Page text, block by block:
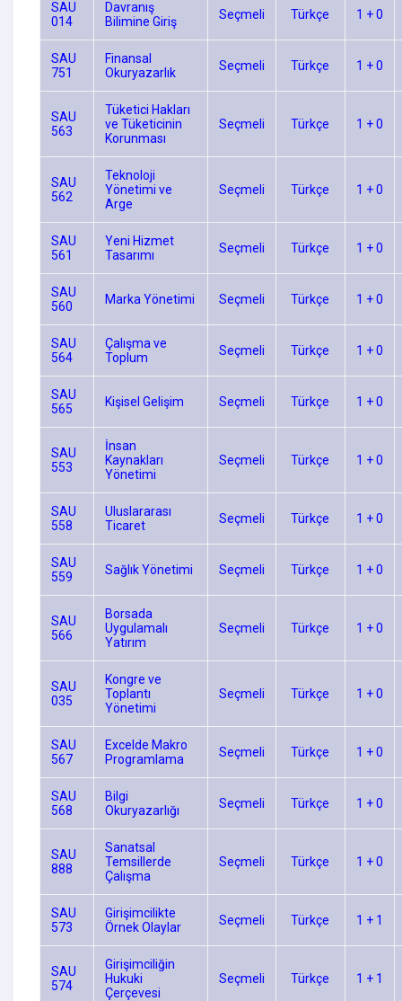
SAU
014
Davranış
Bilimine Giriş
Seçmeli Türkçe 1 + 0
SAU
751
Finansal
Okuryazarlık
Seçmeli Türkçe 1 + 0
SAU
563
Tüketici Hakları
ve Tüketicinin
Korunması
Seçmeli Türkçe 1 + 0
SAU
562
Teknoloji
Yönetimi ve
Arge
Seçmeli Türkçe 1 + 0
SAU
561
Yeni Hizmet
Tasarımı
Seçmeli Türkçe 1 + 0
SAU
560
Marka Yönetimi Seçmeli Türkçe 1 + 0
SAU
564
Çalışma ve
Toplum
Seçmeli Türkçe 1 + 0
SAU
565
Kişisel Gelişim Seçmeli Türkçe 1 + 0
SAU
553
İnsan
Kaynakları
Yönetimi
Seçmeli Türkçe 1 + 0
SAU
558
Uluslararası
Ticaret
Seçmeli Türkçe 1 + 0
SAU
559
Sağlık Yönetimi Seçmeli Türkçe 1 + 0
SAU
566
Borsada
Uygulamalı
Yatırım
Seçmeli Türkçe 1 + 0
SAU
035
Kongre ve
Toplantı
Yönetimi
Seçmeli Türkçe 1 + 0
SAU
567
Excelde Makro
Programlama
Seçmeli Türkçe 1 + 0
SAU
568
Bilgi
Okuryazarlığı
Seçmeli Türkçe 1 + 0
SAU
888
Sanatsal
Temsillerde
Çalışma
Seçmeli Türkçe 1 + 0
SAU
573
Girişimcilikte
Örnek Olaylar
Seçmeli Türkçe 1 + 1
SAU
574
Girişimciliğin
Hukuki
Çerçevesi
Seçmeli Türkçe 1 + 1